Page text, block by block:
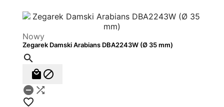
Nowy
Zegarek Damski Arabians DBA2243W (Ø 35 mm)

 
 
